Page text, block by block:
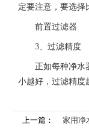
定要注意，要选择
前置过滤器
3、过滤精度
正如每种净水
小越好，过滤精度
上一篇： 家用净